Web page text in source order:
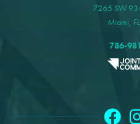
7265 SW
Miami,
786-